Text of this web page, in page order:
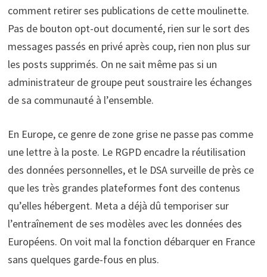
comment retirer ses publications de cette moulinette.
Pas de bouton opt-out documenté, rien sur le sort des
messages passés en privé après coup, rien non plus sur
les posts supprimés. On ne sait même pas si un
administrateur de groupe peut soustraire les échanges
de sa communauté à l’ensemble.
En Europe, ce genre de zone grise ne passe pas comme
une lettre à la poste. Le RGPD encadre la réutilisation
des données personnelles, et le DSA surveille de près ce
que les très grandes plateformes font des contenus
qu’elles hébergent. Meta a déjà dû temporiser sur
l’entraînement de ses modèles avec les données des
Européens. On voit mal la fonction débarquer en France
sans quelques garde-fous en plus.